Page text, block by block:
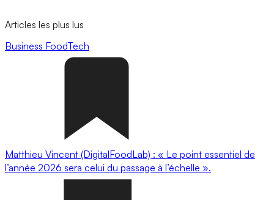
Articles les plus lus
Business FoodTech
Matthieu Vincent (DigitalFoodLab) : « Le point essentiel de
l’année 2026 sera celui du passage à l’échelle ».